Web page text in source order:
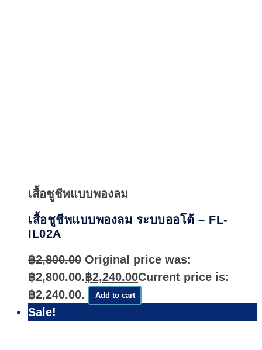
เสื้อชูชีพแบบพองลม
เสื้อชูชีพแบบพองลม ระบบออโต้ – FL-
IL02A
฿2,800.00 Original price was:
฿2,800.00.฿2,240.00Current price is:
฿2,240.00.
Add to cart
Sale!